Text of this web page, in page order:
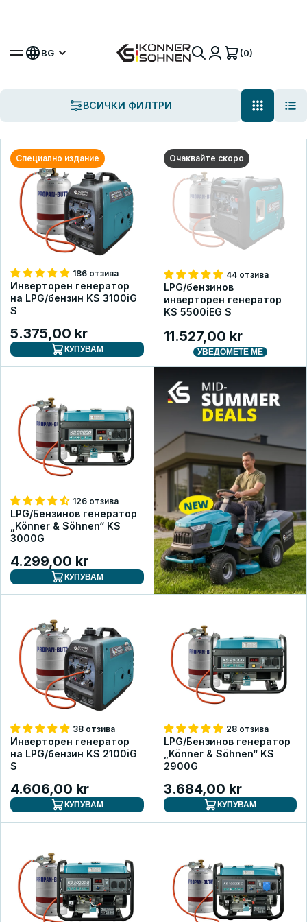
BG (0)
ВСИЧКИ ФИЛТРИ
Специално издание
186 отзива
Инверторен генератор
на LPG/бензин KS 3100iG
S
5.375,00 kr
КУПУВАМ
Очаквайте скоро
44 отзива
LPG/бензинов
инверторен генератор
KS 5500iEG S
11.527,00 kr
УВЕДОМЕТЕ МЕ
126 отзива
LPG/Бензинов генератор
„Könner & Söhnen“ KS
3000G
4.299,00 kr
КУПУВАМ
38 отзива
Инверторен генератор
на LPG/бензин KS 2100iG
S
4.606,00 kr
КУПУВАМ
28 отзива
LPG/Бензинов генератор
„Könner & Söhnen“ KS
2900G
3.684,00 kr
КУПУВАМ